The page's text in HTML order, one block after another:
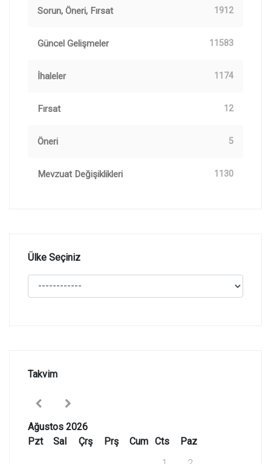
Sorun, Öneri, Fırsat 1912
Güncel Gelişmeler 11583
İhaleler 1174
Fırsat 12
Öneri 5
Mevzuat Değişiklikleri 1130
Ülke Seçiniz
Takvim
Ağustos 2026
Pzt
Sal Çrş Prş Cum Cts
Paz